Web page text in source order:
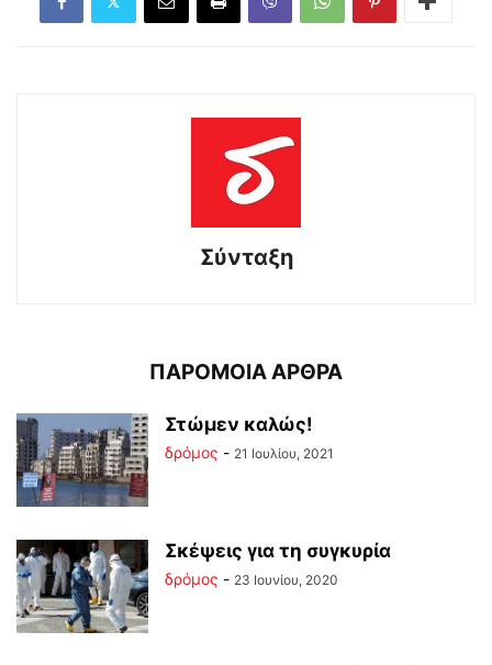
Σύνταξη
ΠΑΡΟΜΟΙΑ ΑΡΘΡΑ
Στώμεν καλώς!
δρόμος - 21 Ιουλίου, 2021
Σκέψεις για τη συγκυρία
δρόμος - 23 Ιουνίου, 2020